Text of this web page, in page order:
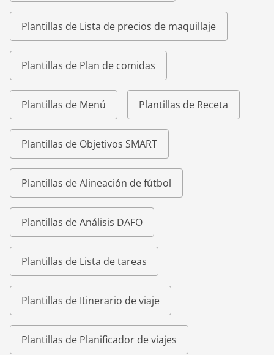
Plantillas de Lista de precios de maquillaje
Plantillas de Plan de comidas
Plantillas de Menú Plantillas de Receta
Plantillas de Objetivos SMART
Plantillas de Alineación de fútbol
Plantillas de Análisis DAFO
Plantillas de Lista de tareas
Plantillas de Itinerario de viaje
Plantillas de Planificador de viajes